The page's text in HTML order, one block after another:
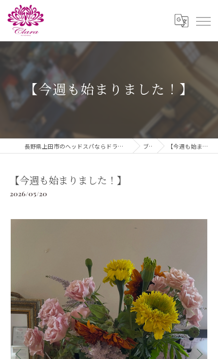
【今週も始まりました！】
長野県上田市のヘッドスパならドライヘッドスパ ＆ダイエットClara ブログ 【今週も始まりました！】
【今週も始まりました！】
2026/05/20